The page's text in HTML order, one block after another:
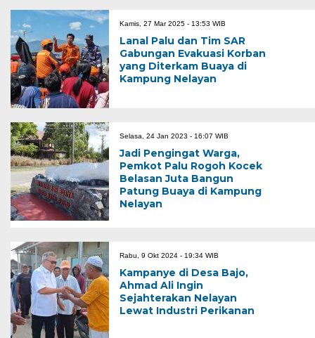
Kamis, 27 Mar 2025 - 13:53 WIB
Lanal Palu dan Tim SAR
Gabungan Evakuasi Korban
yang Diterkam Buaya di
Kampung Nelayan
Selasa, 24 Jan 2023 - 16:07 WIB
Jadi Pengingat Warga,
Pemkot Palu Rogoh Kocek
Belasan Juta Bangun
Patung Buaya di Kampung
Nelayan
Rabu, 9 Okt 2024 - 19:34 WIB
Kampanye di Desa Bajo,
Ahmad Ali Ingin
Sejahterakan Nelayan
Lewat Industri Perikanan